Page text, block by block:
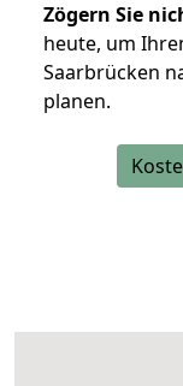
Zögern Sie
heute, um
Saarbrücken
planen.